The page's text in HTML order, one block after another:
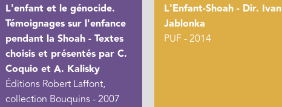
L'enfant et le génocide.
Témoignages sur l'enfance
pendant la Shoah - Textes
choisis et présentés par C.
Coquio et A. Kalisky
Éditions Robert Laffont,
collection Bouquins - 2007
L'Enfant-Shoah - Dir. Ivan
Jablonka
PUF - 2014